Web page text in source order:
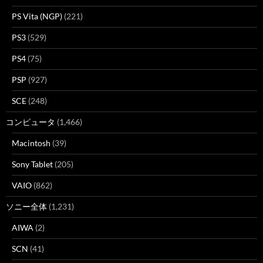
PS Vita (NGP) (221)
PS3 (529)
PS4 (75)
PSP (927)
SCE (248)
コンピュータ (1,466)
Macintosh (39)
Sony Tablet (205)
VAIO (862)
ソニー全体 (1,231)
AIWA (2)
SCN (41)